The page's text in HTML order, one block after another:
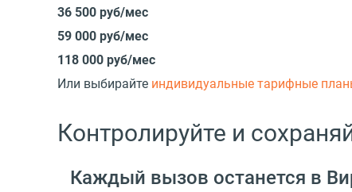
36 500 руб/мес
59 000 руб/мес
118 000 руб/мес
Или выбирайте индивидуальные тарифные
Контролируйте и
Каждый вызов останется в